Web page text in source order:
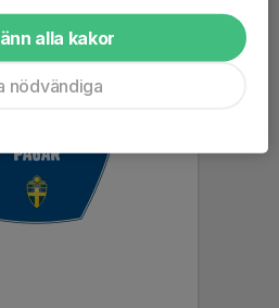
alla kakor
nödvändiga